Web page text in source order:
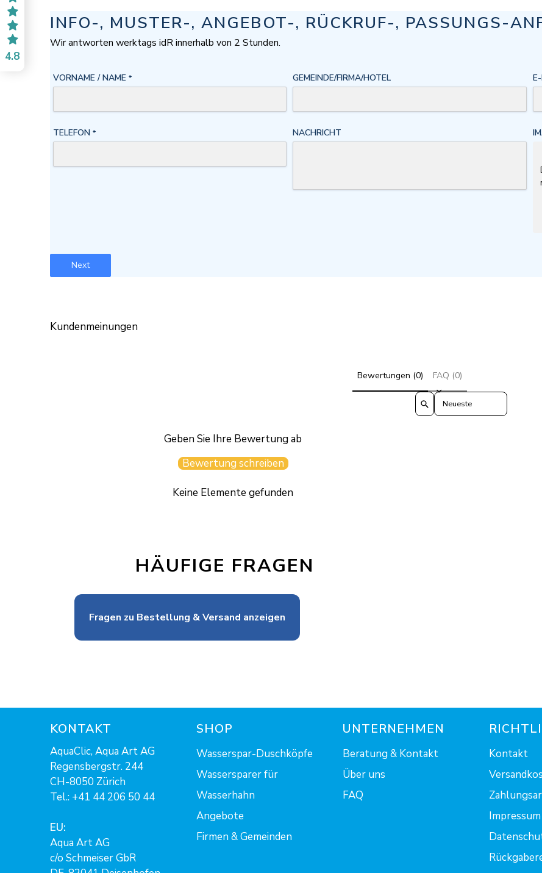
INFO-, MUSTER-, ANGEBOT-, RÜCKRUF-, PASSUNGS-
Wir antworten werktags idR innerhalb von 2 Stunden.
VORNAME / NAME * GEMEINDE/FIRMA/HOTEL
TELEFON * NACHRICHT
Next
Kundenmeinungen
Bewertungen (0) FAQ (0)
Sort reviews by
Geben Sie Ihre Bewertung ab
Bewertung schreiben
Keine Elemente gefunden
HÄUFIGE FRAGEN
Fragen zu Bestellung & Versand anzeigen
KONTAKT
AquaClic, Aqua Art AG
Regensbergstr. 244
CH-8050 Zürich
Tel.: +41 44 206 50 44
EU:
Aqua Art AG
c/o Schmeiser GbR
SHOP
Wasserspar-Duschköpfe
Wassersparer für
Wasserhahn
Angebote
Firmen & Gemeinden
UNTERNEHMEN
Beratung & Kontakt
Über uns
FAQ
Kontakt
Impressum
4.8